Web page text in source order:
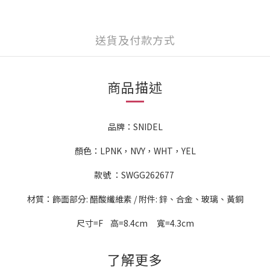
送貨及付款方式
商品描述
品牌：SNIDEL
顏色：LPNK，NVY，WHT，YEL
款號 ：SWGG262677
材質：飾面部分: 醋酸纖維素 / 附件: 鋅、合金、玻璃、黃銅
尺寸=F 高=8.4cm 寬=4.3cm
了解更多